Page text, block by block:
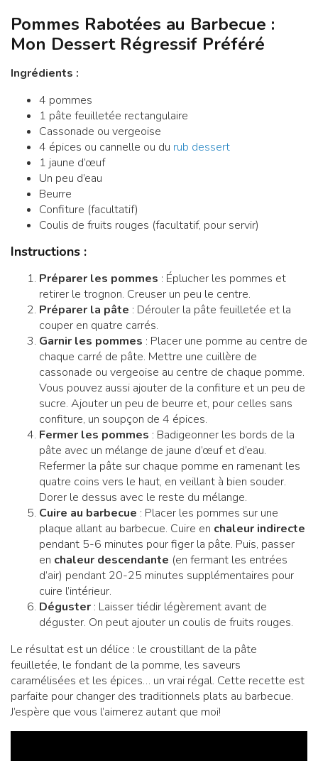
Pommes Rabotées au Barbecue :
Mon Dessert Régressif Préféré
Ingrédients :
4 pommes
1 pâte feuilletée rectangulaire
Cassonade ou vergeoise
4 épices ou cannelle ou du rub dessert
1 jaune d’œuf
Un peu d’eau
Beurre
Confiture (facultatif)
Coulis de fruits rouges (facultatif, pour servir)
Instructions :
Préparer les pommes : Éplucher les pommes et
retirer le trognon. Creuser un peu le centre.
Préparer la pâte : Dérouler la pâte feuilletée et la
couper en quatre carrés.
Garnir les pommes : Placer une pomme au centre de
chaque carré de pâte. Mettre une cuillère de
cassonade ou vergeoise au centre de chaque pomme.
Vous pouvez aussi ajouter de la confiture et un peu de
sucre. Ajouter un peu de beurre et, pour celles sans
confiture, un soupçon de 4 épices.
Fermer les pommes : Badigeonner les bords de la
pâte avec un mélange de jaune d’œuf et d’eau.
Refermer la pâte sur chaque pomme en ramenant les
quatre coins vers le haut, en veillant à bien souder.
Dorer le dessus avec le reste du mélange.
Cuire au barbecue : Placer les pommes sur une
plaque allant au barbecue. Cuire en chaleur indirecte
pendant 5-6 minutes pour figer la pâte. Puis, passer
en chaleur descendante (en fermant les entrées
d’air) pendant 20-25 minutes supplémentaires pour
cuire l’intérieur.
Déguster : Laisser tiédir légèrement avant de
déguster. On peut ajouter un coulis de fruits rouges.
Le résultat est un délice : le croustillant de la pâte
feuilletée, le fondant de la pomme, les saveurs
caramélisées et les épices… un vrai régal. Cette recette est
parfaite pour changer des traditionnels plats au barbecue.
J’espère que vous l’aimerez autant que moi!